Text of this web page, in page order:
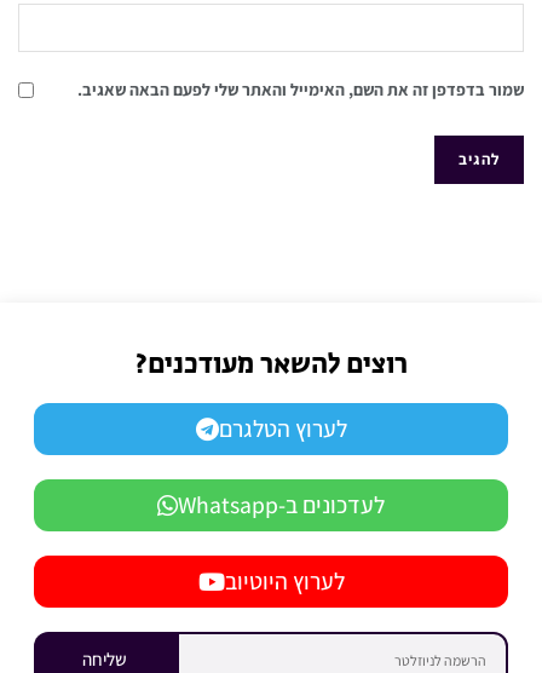
שמור בדפדפן זה את השם, האימייל והאתר שלי לפעם הבאה שאגיב.
רוצים להשאר מעודכנים?
לערוץ הטלגרם
לעדכונים ב-Whatsapp
לערוץ היוטיוב
שליחה